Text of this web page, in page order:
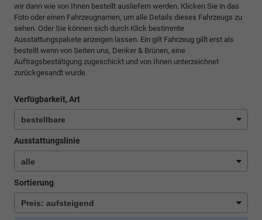
wir dann wie von Ihnen bestellt ausliefern werden. Klicken Sie in das
Foto oder einen Fahrzeugnamen, um alle Details dieses Fahrzeugs zu
sehen. Oder Sie können sich durch Klick bestimmte
Ausstattungspakete anzeigen lassen. Ein gilt Fahrzeug gillt erst als
bestellt wenn von Seiten uns, Denker & Brünen, eine
Auftragsbestätigung zugeschickt und von Ihnen unterzeichnet
zurückgesandt wurde.
Verfügbarkeit, Art
Ausstattungslinie
Sortierung